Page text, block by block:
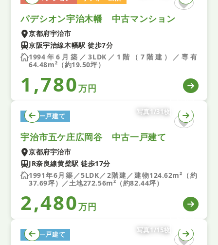
パデシオン宇治木幡 中古マンション
京都府宇治市
京阪宇治線木幡駅 徒歩7分
1994年6月築／3LDK／1階（7階建）／専有
64.48m²（約19.50坪）
1,780万円
中古一戸建て
写真1/31枚
宇治市五ケ庄広岡谷 中古一戸建て
京都府宇治市
JR奈良線黄檗駅 徒歩17分
1991年6月築／5LDK／2階建／建物124.62m²（約
37.69坪）／土地272.56m²（約82.44坪）
2,480万円
中古一戸建て
写真1/15枚